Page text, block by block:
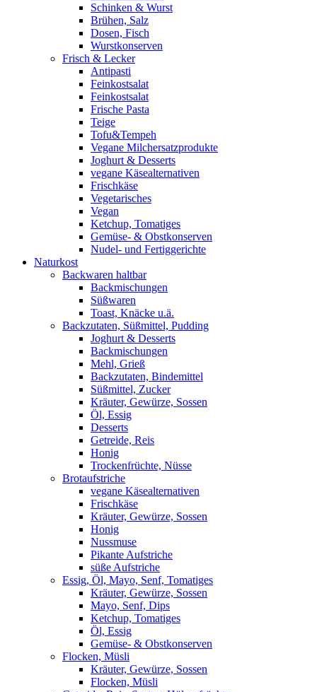
Schinken & Wurst
Brühen, Salz
Dosen, Fisch
Wurstkonserven
Frisch & Lecker
Antipasti
Feinkostsalat
Feinkostsalat
Frische Pasta
Teige
Tofu&Tempeh
Vegane Milchersatzprodukte
Joghurt & Desserts
vegane Käsealternativen
Frischkäse
Vegetarisches
Vegan
Ketchup, Tomatiges
Gemüse- & Obstkonserven
Nudel- und Fertiggerichte
Naturkost
Backwaren haltbar
Backmischungen
Süßwaren
Toast, Knäcke u.ä.
Backzutaten, Süßmittel, Pudding
Joghurt & Desserts
Backmischungen
Mehl, Grieß
Backzutaten, Bindemittel
Süßmittel, Zucker
Kräuter, Gewürze, Sossen
Öl, Essig
Desserts
Getreide, Reis
Honig
Trockenfrüchte, Nüsse
Brotaufstriche
vegane Käsealternativen
Frischkäse
Kräuter, Gewürze, Sossen
Honig
Nussmuse
Pikante Aufstriche
süße Aufstriche
Essig, Öl, Mayo, Senf, Tomatiges
Kräuter, Gewürze, Sossen
Mayo, Senf, Dips
Ketchup, Tomatiges
Öl, Essig
Gemüse- & Obstkonserven
Flocken, Müsli
Kräuter, Gewürze, Sossen
Flocken, Müsli